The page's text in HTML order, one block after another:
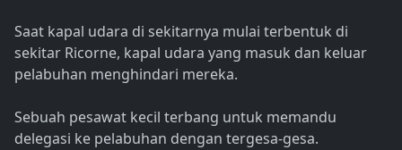
Saat kapal udara di sekitarnya mulai terbentuk di
sekitar Ricorne, kapal udara yang masuk dan keluar
pelabuhan menghindari mereka.
Sebuah pesawat kecil terbang untuk memandu
delegasi ke pelabuhan dengan tergesa-gesa.